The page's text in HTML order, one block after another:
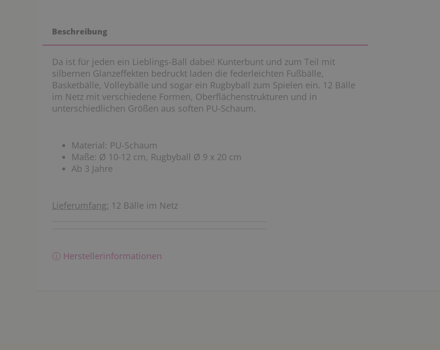
Beschreibung
Da ist für jeden ein Lieblings-Ball dabei! Kunterbunt und zum Teil mit
silbernen Glanzeffekten bedruckt laden die federleichten Fußbälle,
Basketbälle, Volleybälle und sogar ein Rugbyball zum Spielen ein. 12 Bälle
im Netz mit verschiedene Formen, Oberflächenstrukturen und in
unterschiedlichen Größen aus soften PU-Schaum.
Material: PU-Schaum
Maße: Ø 10-12 cm, Rugbyball Ø 9 x 20 cm
Ab 3 Jahre
Lieferumfang: 12 Bälle im Netz
ⓘ Herstellerinformationen